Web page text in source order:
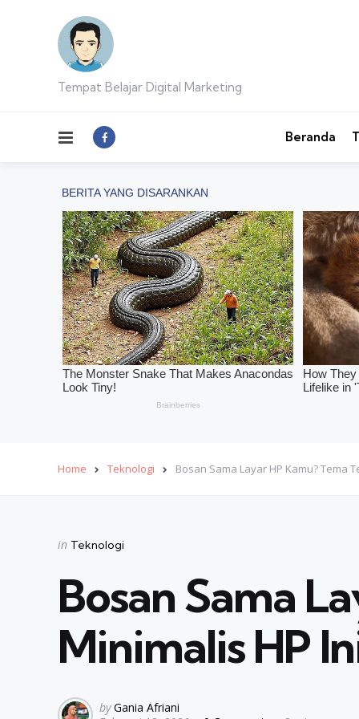
Tempat Belajar Digital Marketing
Menu Beranda
Home Teknologi Bosan Sama Layar HP Kamu? Tema
Categories
Posted
in Teknologi
Bosan Sama
Minimalis HP
Posted
by Gania Afriani